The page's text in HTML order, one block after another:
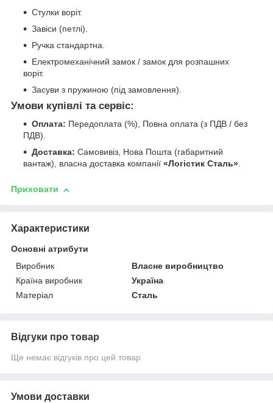
Стулки воріт.
Завіси (петлі).
Ручка стандартна.
Електромеханічний замок / замок для розпашних
воріт.
Засуви з пружиною (під замовлення).
Умови купівлі та сервіс:
Оплата: Передоплата (%), Повна оплата (з ПДВ / без
ПДВ).
Доставка: Самовивіз, Нова Пошта (габаритний
вантаж), власна доставка компанії «Логістик Сталь».
Приховати
Характеристики
Основні атрибути
Виробник
Власне виробництво
Країна виробник
Україна
Матеріал
Сталь
Відгуки про товар
Ще немає відгуків про цей товар
Умови доставки